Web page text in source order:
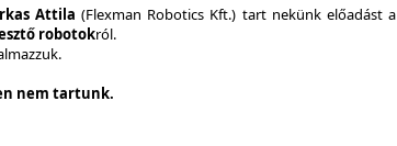
Attila(Flexman Robotics Kft.) tart nekünk előadást a
robotokról.
nem tartunk.